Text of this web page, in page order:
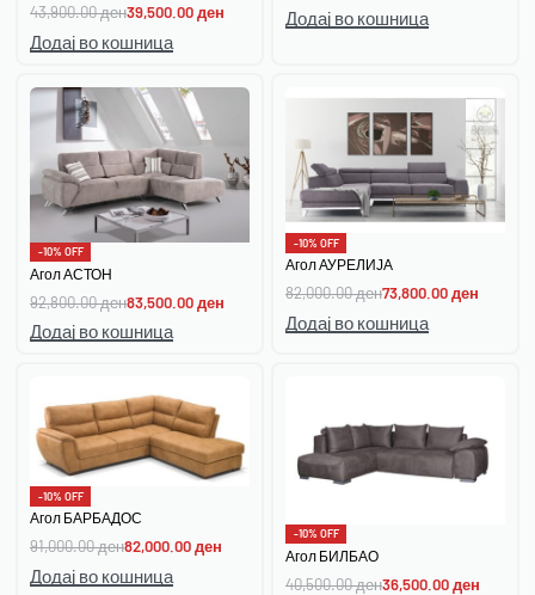
43,900.00ден39,500.00ден
Додај во кошница
Додај во кошница
-10% OFF
Агол АСТОН
92,800.00ден83,500.00ден
Додај во кошница
-10% OFF
Агол АУРЕЛИЈА
82,000.00ден73,800.00ден
Додај во кошница
-10% OFF
Агол БАРБАДОС
91,000.00ден82,000.00ден
Додај во кошница
-10% OFF
Агол БИЛБАО
40,500.00ден36,500.00ден